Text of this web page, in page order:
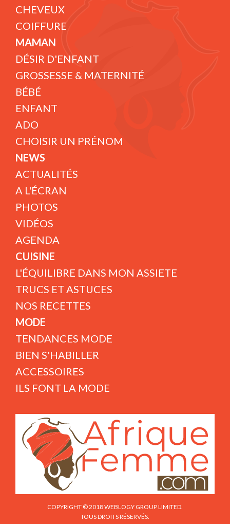
CHEVEUX
COIFFURE
MAMAN
DÉSIR D'ENFANT
GROSSESSE & MATERNITÉ
BÉBÉ
ENFANT
ADO
CHOISIR UN PRÉNOM
NEWS
ACTUALITÉS
A L'ÉCRAN
PHOTOS
VIDÉOS
AGENDA
CUISINE
L'ÉQUILIBRE DANS MON ASSIETE
TRUCS ET ASTUCES
NOS RECETTES
MODE
TENDANCES MODE
BIEN S'HABILLER
ACCESSOIRES
ILS FONT LA MODE
COPYRIGHT © 2018 WEBLOGY GROUP LIMITED.
TOUS DROITS RÉSERVÉS.